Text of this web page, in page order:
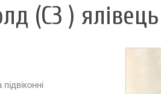
(С3 )